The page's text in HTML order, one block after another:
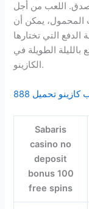
يصدق. اللعب من أجل
المحمول، يمكن أن
التي تختارها
بالليلة الطويلة في
الكازينو.
كازينو تحميل 888
Sabaris
casino no
deposit
bonus 100
free spins